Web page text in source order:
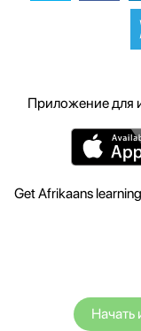
Приложение для
Get Afrikaans
Начать